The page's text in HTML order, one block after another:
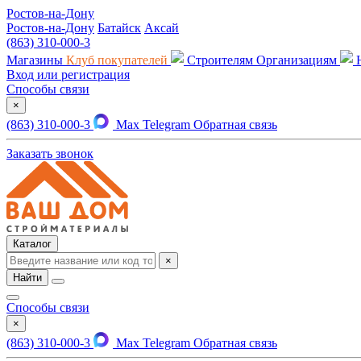
Ростов-на-Дону
Ростов-на-Дону Батайск Аксай
(863) 310-000-3
Магазины Клуб покупателей Строителям Организациям
Вход или регистрация
Способы связи
×
(863) 310-000-3 Max Telegram Обратная связь
Заказать звонок
Каталог
×
Найти
Способы связи
×
(863) 310-000-3 Max Telegram Обратная связь